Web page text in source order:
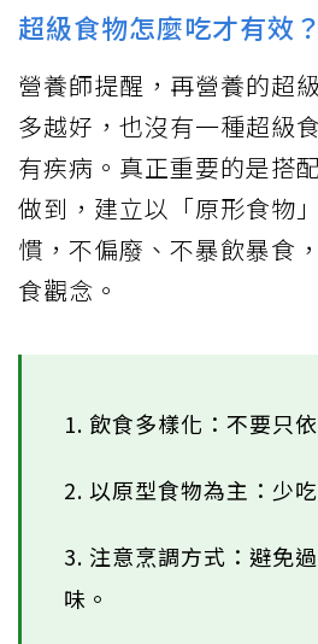
超級食物怎麼吃才有效？
營養師提醒，再營養的超
多越好，也沒有一種超級
有疾病。真正重要的是搭
做到，建立以「原形食物
慣，不偏廢、不暴飲暴食
食觀念。
1. 飲食多樣化：不要只
2. 以原型食物為主：少
3. 注意烹調方式：避免
味。